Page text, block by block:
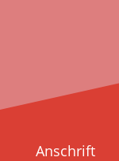
Anschrift